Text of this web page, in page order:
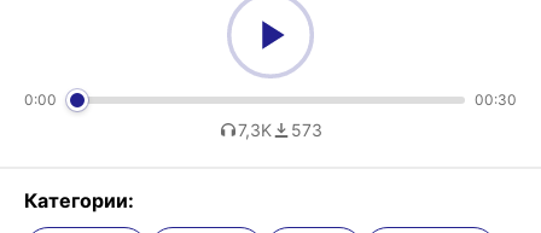
0:00 00:30
7,3K 573
Категории: